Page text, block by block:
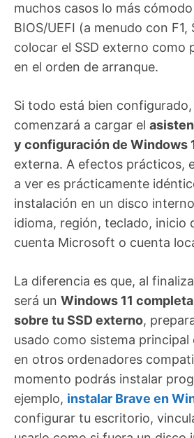
muchos casos lo más
BIOS/UEFI (a menudo con F1,
colocar el SSD externo como
en el orden de arranque.
Si todo está bien configurado,
comenzará a cargar el
y configuración de Windows
externa. A efectos prácticos,
a ver es prácticamente
instalación en un disco
idioma, región, teclado, inicio
cuenta Microsoft o cuenta
La diferencia es que, al
será un Windows 11
sobre tu SSD externo,
usado como sistema principal
en otros ordenadores
momento podrás instalar
ejemplo, instalar Brave en
configurar tu escritorio,